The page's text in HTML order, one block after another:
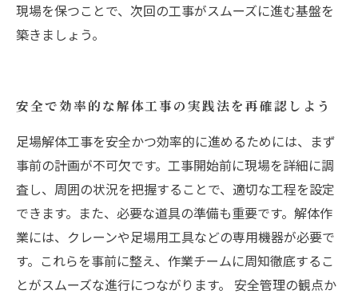
現場を保つことで、次回の工事がスムーズに進む基盤を
築きましょう。
安全で効率的な解体工事の実践法を再確認しよう
足場解体工事を安全かつ効率的に進めるためには、まず
事前の計画が不可欠です。工事開始前に現場を詳細に調
査し、周囲の状況を把握することで、適切な工程を設定
できます。また、必要な道具の準備も重要です。解体作
業には、クレーンや足場用工具などの専用機器が必要で
す。これらを事前に整え、作業チームに周知徹底するこ
とがスムーズな進行につながります。 安全管理の観点か